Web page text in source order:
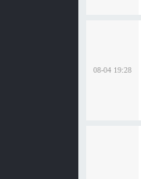
08-04 19:28